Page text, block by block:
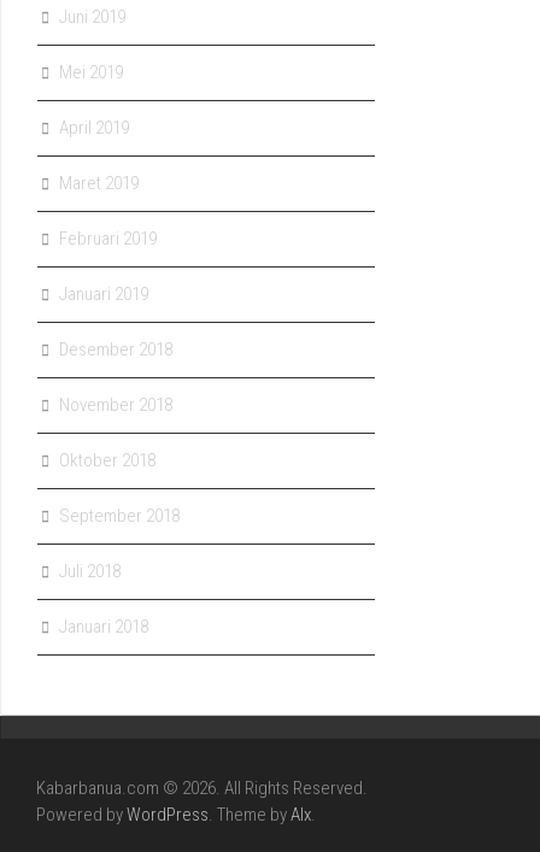
Juni 2019
Mei 2019
April 2019
Maret 2019
Februari 2019
Januari 2019
Desember 2018
November 2018
Oktober 2018
September 2018
Juli 2018
Januari 2018
Kabarbanua.com © 2026. All Rights Reserved.
Powered byWordPress. Theme byAlx.